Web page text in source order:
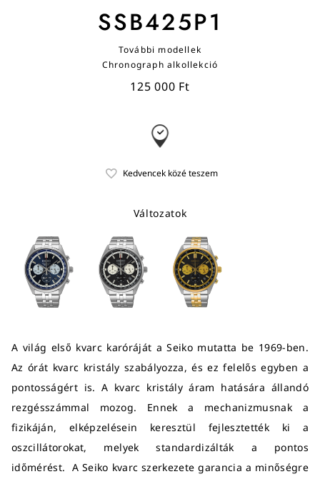
SSB425P1
További modellek
Chronograph alkollekció
125 000 Ft
Változatok
A világ első kvarc karóráját a Seiko mutatta be 1969-ben.
Az órát kvarc kristály szabályozza, és ez felelős egyben a
pontosságért is. A kvarc kristály áram hatására állandó
rezgésszámmal mozog. Ennek a mechanizmusnak a
fizikáján, elképzelésein keresztül fejlesztették ki a
oszcillátorokat, melyek standardizálták a pontos
időmérést. A Seiko kvarc szerkezete garancia a minőségre